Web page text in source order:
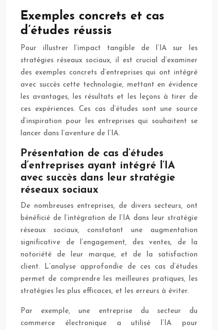
Exemples concrets et cas
d’études réussis
Pour illustrer l’impact tangible de l’IA sur les
stratégies réseaux sociaux, il est crucial d’examiner
des exemples concrets d’entreprises qui ont intégré
avec succès cette technologie, mettant en évidence
les avantages, les résultats et les leçons à tirer de
ces expériences. Ces cas d’études sont une source
d’inspiration pour les entreprises qui souhaitent se
lancer dans l’aventure de l’IA.
Présentation de cas d’études
d’entreprises ayant intégré l’IA
avec succès dans leur stratégie
réseaux sociaux
De nombreuses entreprises, de divers secteurs, ont
bénéficié de l’intégration de l’IA dans leur stratégie
réseaux sociaux, constatant une augmentation
significative de l’engagement, des ventes, de la
notoriété de leur marque, et de la satisfaction
client. L’analyse approfondie de ces cas d’études
permet de comprendre les meilleures pratiques, les
stratégies les plus efficaces, et les erreurs à éviter.
Par exemple, une entreprise du secteur du
commerce électronique a utilisé l’IA pour